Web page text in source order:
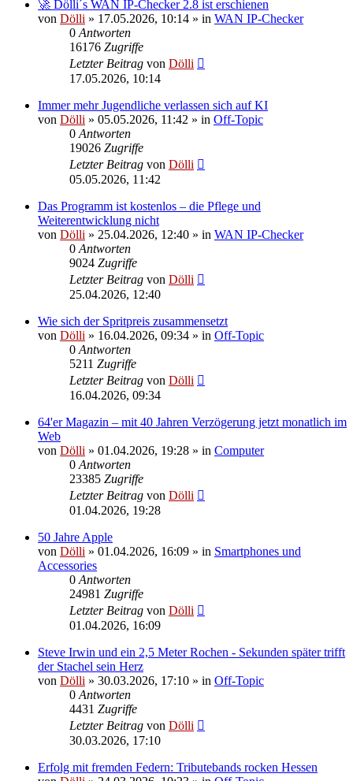
🚀 Dölli´s WAN IP-Checker 2.8 ist erschienen
von Dölli » 17.05.2026, 10:14 » in WAN IP-Checker
0 Antworten
16176 Zugriffe
Letzter Beitrag von Dölli
17.05.2026, 10:14
Immer mehr Jugendliche verlassen sich auf KI
von Dölli » 05.05.2026, 11:42 » in Off-Topic
0 Antworten
19026 Zugriffe
Letzter Beitrag von Dölli
05.05.2026, 11:42
Das Programm ist kostenlos – die Pflege und
Weiterentwicklung nicht
von Dölli » 25.04.2026, 12:40 » in WAN IP-Checker
0 Antworten
9024 Zugriffe
Letzter Beitrag von Dölli
25.04.2026, 12:40
Wie sich der Spritpreis zusammensetzt
von Dölli » 16.04.2026, 09:34 » in Off-Topic
0 Antworten
5211 Zugriffe
Letzter Beitrag von Dölli
16.04.2026, 09:34
64'er Magazin – mit 40 Jahren Verzögerung jetzt monatlich im
Web
von Dölli » 01.04.2026, 19:28 » in Computer
0 Antworten
23385 Zugriffe
Letzter Beitrag von Dölli
01.04.2026, 19:28
50 Jahre Apple
von Dölli » 01.04.2026, 16:09 » in Smartphones und
Accessories
0 Antworten
24981 Zugriffe
Letzter Beitrag von Dölli
01.04.2026, 16:09
Steve Irwin und ein 2,5 Meter Rochen - Sekunden später trifft
der Stachel sein Herz
von Dölli » 30.03.2026, 17:10 » in Off-Topic
0 Antworten
4431 Zugriffe
Letzter Beitrag von Dölli
30.03.2026, 17:10
Erfolg mit fremden Federn: Tributebands rocken Hessen